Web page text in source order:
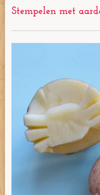
Stempelen met